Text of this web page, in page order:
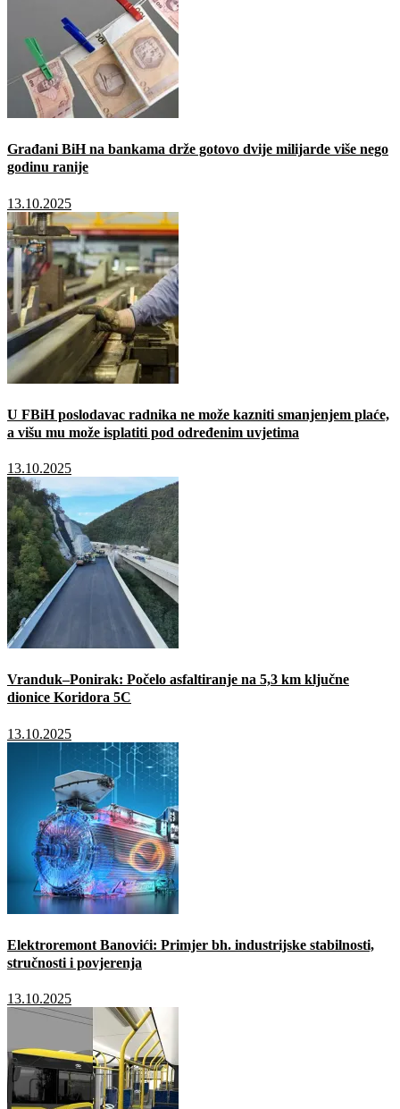
Građani BiH na bankama drže gotovo dvije milijarde više nego
godinu ranije
13.10.2025
U FBiH poslodavac radnika ne može kazniti smanjenjem plaće,
a višu mu može isplatiti pod određenim uvjetima
13.10.2025
Vranduk–Ponirak: Počelo asfaltiranje na 5,3 km ključne
dionice Koridora 5C
13.10.2025
Elektroremont Banovići: Primjer bh. industrijske stabilnosti,
stručnosti i povjerenja
13.10.2025